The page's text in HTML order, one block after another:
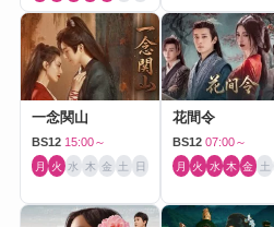
一念関山
BS12 15:00～
月 火 水 木 金 土 日
花間令
BS12 07:00～
月 火 水 木 金 土